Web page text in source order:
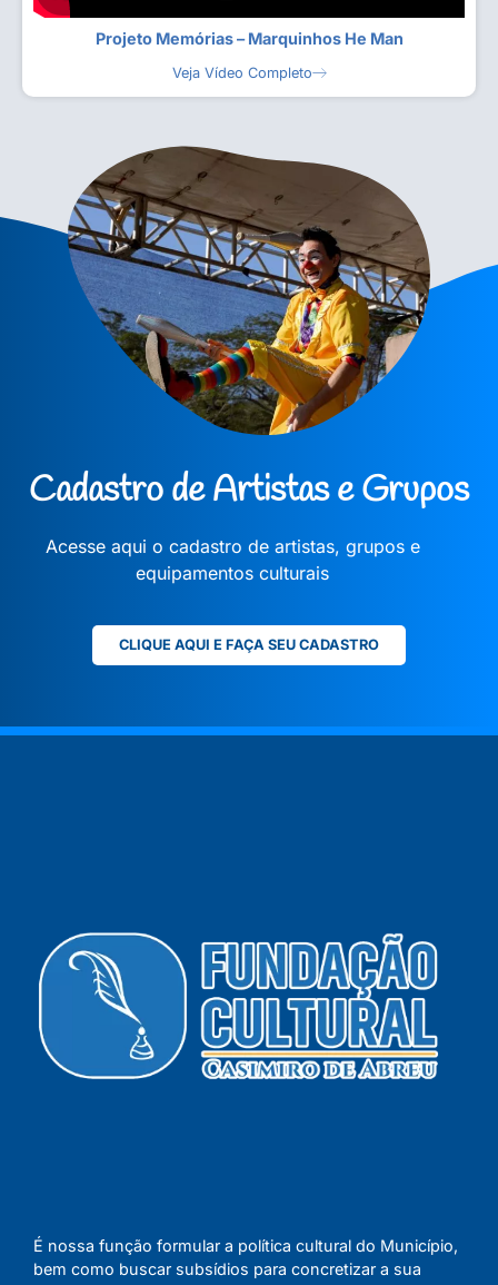
Projeto Memórias – Marquinhos He Man
Veja Vídeo Completo
Cadastro de Artistas e Grupos
Acesse aqui o cadastro de artistas, grupos e
equipamentos culturais
CLIQUE AQUI E FAÇA SEU CADASTRO
É nossa função formular a política cultural do Município,
bem como buscar subsídios para concretizar a sua